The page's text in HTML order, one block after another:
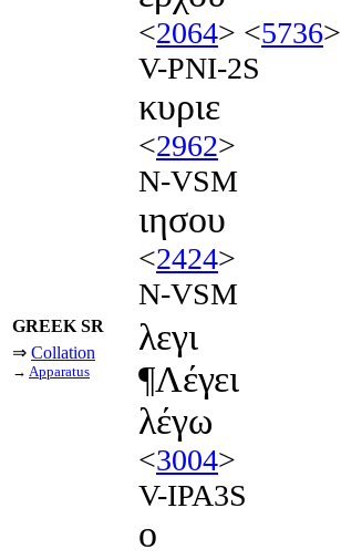
<2064> <5736>
V-PNI-2S
κυριε
<2962>
N-VSM
ιησου
<2424>
N-VSM
GREEK SR
⇒ Collation
→ Apparatus
λεγι
¶Λέγει
λέγω
<3004>
V-IPA3S
ο